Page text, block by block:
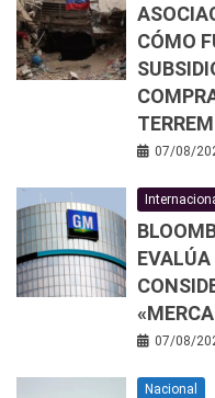
CÓMO
07/08/
EVALÚA
07/08/
Nacional